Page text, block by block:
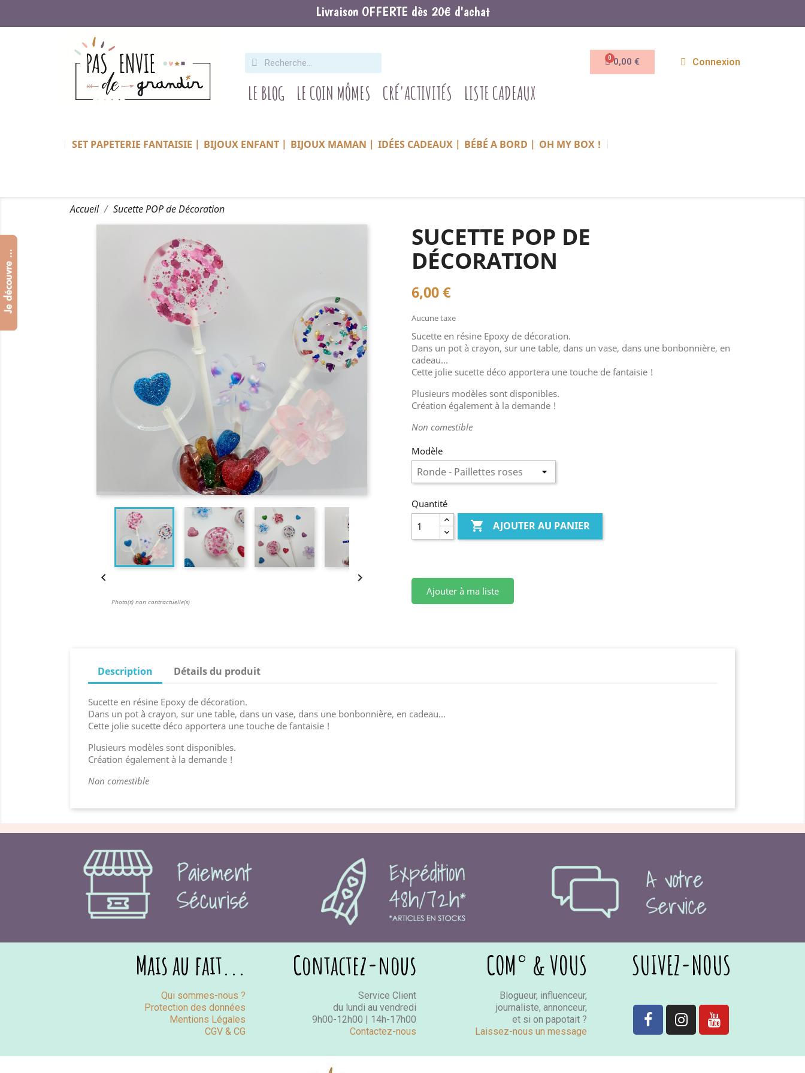
Livraison OFFERTE dès 20€ d'achat
LE BLOG LE COIN MÔMES CRÉ'ACTIVITÉS LISTE CADEAUX
0,00 € Connexion
SET PAPETERIE FANTAISIE | BIJOUX ENFANT | BIJOUX MAMAN | IDÉES CADEAUX | BÉBÉ A BORD | OH MY BOX !
Accueil Sucette POP de Décoration
Photo(s) non contractuelle(s)
 
SUCETTE POP DE
DÉCORATION
6,00 €
Aucune taxe
Sucette en résine Epoxy de décoration.
Dans un pot à crayon, sur une table, dans un vase, dans une bonbonnière, en
cadeau...
Cette jolie sucette déco apportera une touche de fantaisie !
Plusieurs modèles sont disponibles.
Création également à la demande !
Non comestible
Modèle
Quantité
 AJOUTER AU PANIER
Ajouter à ma liste
Description Détails du produit
Sucette en résine Epoxy de décoration.
Dans un pot à crayon, sur une table, dans un vase, dans une bonbonnière, en cadeau...
Cette jolie sucette déco apportera une touche de fantaisie !
Plusieurs modèles sont disponibles.
Création également à la demande !
Non comestible
Mais au fait...
Qui sommes-nous ?
Protection des données
Mentions Légales
CGV & CG
Contactez-nous
Service Client
du lundi au vendredi
9h00-12h00 | 14h-17h00
Contactez-nous
COM° & VOUS
Blogueur, influenceur,
journaliste, annonceur,
et si on papotait ?
Laissez-nous un message
SUIVEZ-NOUS